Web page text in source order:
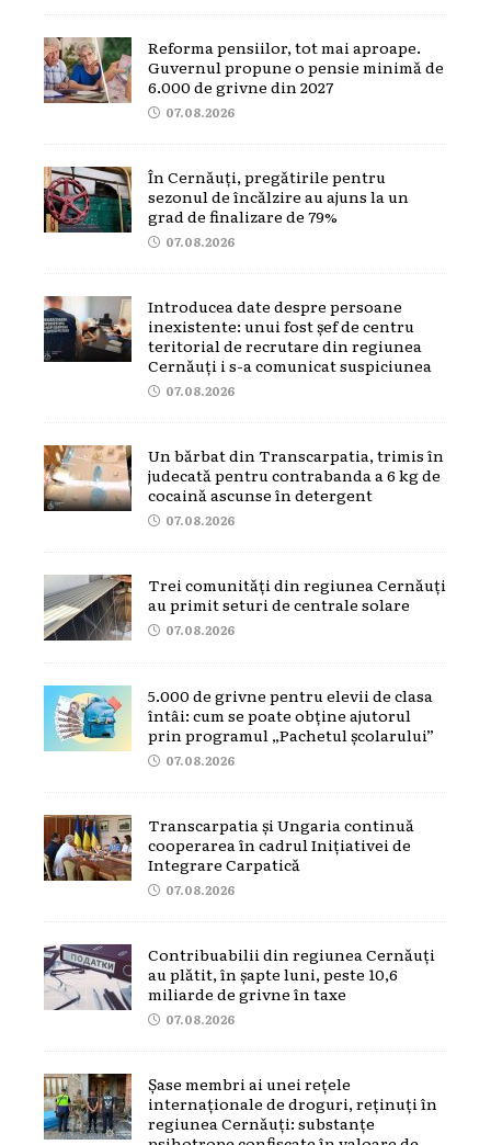
Reforma pensiilor, tot mai aproape.
Guvernul propune o pensie minimă de
6.000 de grivne din 2027
07.08.2026
În Cernăuți, pregătirile pentru
sezonul de încălzire au ajuns la un
grad de finalizare de 79%
07.08.2026
Introducea date despre persoane
inexistente: unui fost șef de centru
teritorial de recrutare din regiunea
Cernăuți i s-a comunicat suspiciunea
07.08.2026
Un bărbat din Transcarpatia, trimis în
judecată pentru contrabanda a 6 kg de
cocaină ascunse în detergent
07.08.2026
Trei comunități din regiunea Cernăuți
au primit seturi de centrale solare
07.08.2026
5.000 de grivne pentru elevii de clasa
întâi: cum se poate obține ajutorul
prin programul „Pachetul școlarului”
07.08.2026
Transcarpatia și Ungaria continuă
cooperarea în cadrul Inițiativei de
Integrare Carpatică
07.08.2026
Contribuabilii din regiunea Cernăuți
au plătit, în șapte luni, peste 10,6
miliarde de grivne în taxe
07.08.2026
Șase membri ai unei rețele
internaționale de droguri, reținuți în
regiunea Cernăuți: substanțe